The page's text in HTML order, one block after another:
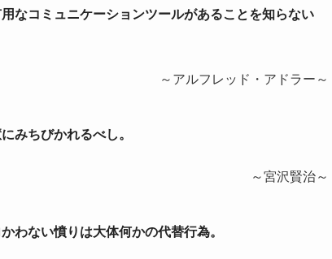
なコミュニケーションツールがあることを知らない
～アルフレッド・アドラー～
みちびかれるべし。
～宮沢賢治～
わない憤りは大体何かの代替行為。